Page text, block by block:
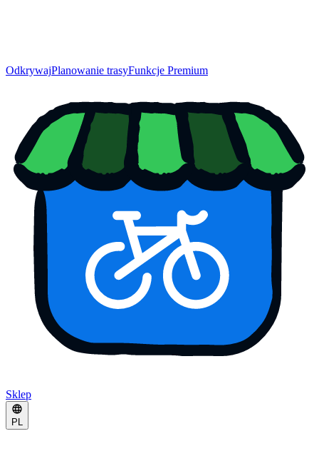
OdkrywajPlanowanie trasyFunkcje Premium
Sklep
PL